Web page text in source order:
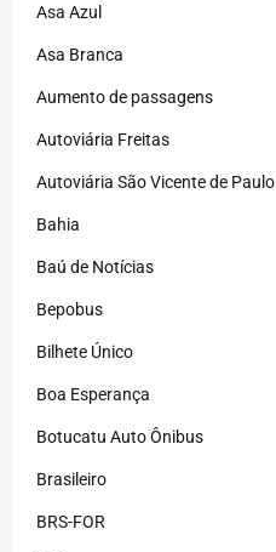
Asa Azul
Asa Branca
Aumento de passagens
Autoviária Freitas
Autoviária São Vicente de Paulo
Bahia
Baú de Notícias
Bepobus
Bilhete Único
Boa Esperança
Botucatu Auto Ônibus
Brasileiro
BRS-FOR